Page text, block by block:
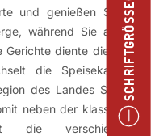
und genießen Sie die
während Sie auf die
diente die Natur
die Speisekarte je
des Landes Sie sich
neben der klassischen
verschiedenen
SCHRIFTGRÖSSE